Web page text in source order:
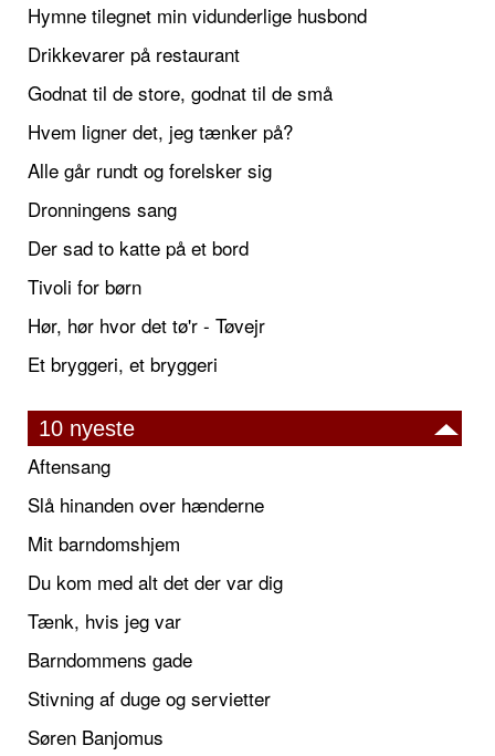
Hymne tilegnet min vidunderlige husbond
Drikkevarer på restaurant
Godnat til de store, godnat til de små
Hvem ligner det, jeg tænker på?
Alle går rundt og forelsker sig
Dronningens sang
Der sad to katte på et bord
Tivoli for børn
Hør, hør hvor det tø'r - Tøvejr
Et bryggeri, et bryggeri
10 nyeste
Aftensang
Slå hinanden over hænderne
Mit barndomshjem
Du kom med alt det der var dig
Tænk, hvis jeg var
Barndommens gade
Stivning af duge og servietter
Søren Banjomus